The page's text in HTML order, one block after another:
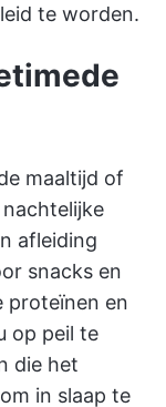
te worden.
maaltijd of
afleiding
snacks en
proteïnen en
op peil te
die het
in slaap te